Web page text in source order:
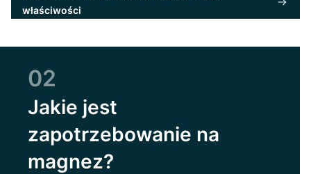
właściwości
02
Jakie jest
zapotrzebowanie na
magnez?